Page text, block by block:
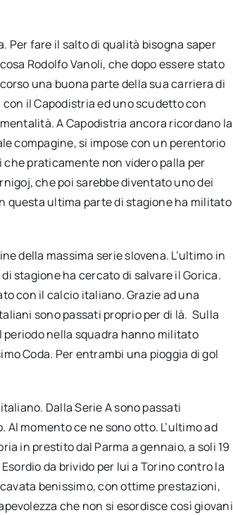
Per fare il salto di qualità bisogna saper
Rodolfo Vanoli, che dopo essere stato
una buona parte della sua carriera di
il Capodistria ed uno scudetto con
A Capodistria ancora ricordano la
compagine, si impose con un perentorio
praticamente non videro palla per
che poi sarebbe diventato uno dei
questa ultima parte di stagione ha militato
della massima serie slovena. L’ultimo in
stagione ha cercato di salvare il Gorica.
con il calcio italiano. Grazie ad una
sono passati proprio per di là. Sulla
nella squadra hanno militato
Coda. Per entrambi una pioggia di gol
Dalla Serie A sono passati
momento ce ne sono otto. L’ultimo ad
in prestito dal Parma a gennaio, a soli 19
da brivido per lui a Torino contro la
benissimo, con ottime prestazioni,
che non si esordisce così giovani